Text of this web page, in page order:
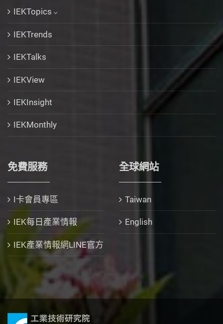
IEKTopics
IEKTrends
IEKTalks
IEKView
IEKInsight
IEKMonthly
免費服務
I卡會員專區
IEK每日產業情報
IEK產業情報網LINE官方
全球網站
Taiwan
English